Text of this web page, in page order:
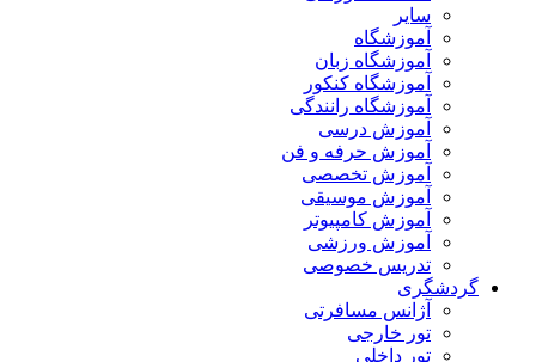
سایر
آموزشگاه
آموزشگاه زبان
آموزشگاه کنکور
آموزشگاه رانندگی
آموزش درسی
آموزش حرفه و فن
آموزش تخصصی
آموزش موسیقی
آموزش کامپیوتر
آموزش ورزشی
تدریس خصوصی
گردشگری
آژانس مسافرتی
تور خارجی
تور داخلی